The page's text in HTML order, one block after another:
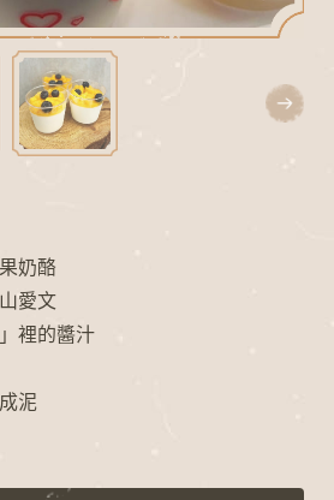
L
奶酪
愛文
裡的醬汁
泥